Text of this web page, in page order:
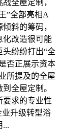
全屋定制，
”全部亮相A
斜的筹码，
化改造很可能
纷纷打出“全
否正展示资本
所提及的全屋
全屋定制。
要求的专业性
业升级转型浴
...